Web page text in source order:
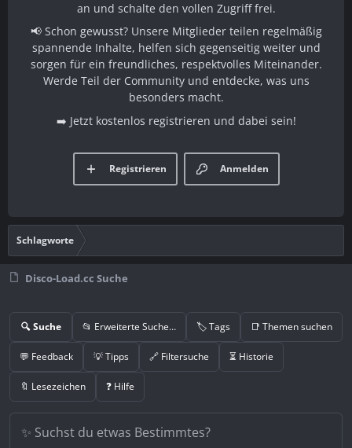
an und schalte den vollen Zugriff frei.
📢 Schon gewusst? Unsere Mitglieder teilen regelmäßig
spannende Inhalte, helfen sich gegenseitig weiter und
sorgen für ein freundliches, respektvolles Miteinander.
Werde Teil der Community und entdecke, was uns
besonders macht.
➡️ Jetzt kostenlos registrieren und dabei sein!
Anmelden
Registrieren
Schlagworte
Disco-Load.cc Suche
🔍 Suche 📂 Erweiterte Suche… 🏷️ Tags 📑 Themen suchen
💬 Feedback 💡 Tipps 🔗 Filtersuche ⏳ Historie
🔖 Lesezeichen ❓ Hilfe